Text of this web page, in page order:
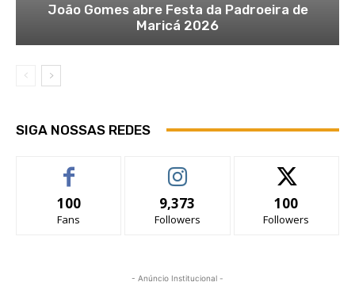
João Gomes abre Festa da Padroeira de
Maricá 2026
SIGA NOSSAS REDES
100
Fans
9,373
Followers
100
Followers
- Anúncio Institucional -